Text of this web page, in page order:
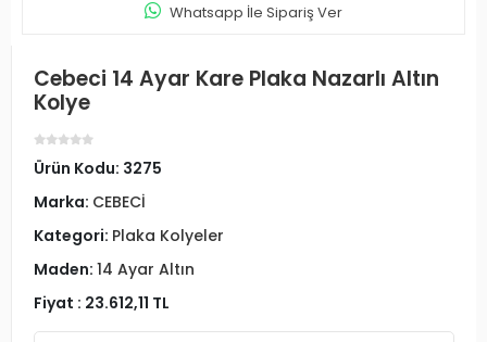
Whatsapp İle Sipariş Ver
Cebeci 14 Ayar Kare Plaka Nazarlı Altın
Kolye
Ürün Kodu: 3275
Marka: CEBECİ
Kategori: Plaka Kolyeler
Maden: 14 Ayar Altın
Fiyat : 23.612,11 TL